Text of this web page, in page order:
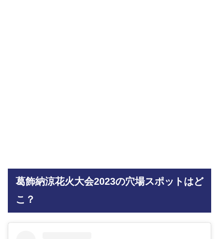
葛飾納涼花火大会2023の穴場スポットはど
こ？